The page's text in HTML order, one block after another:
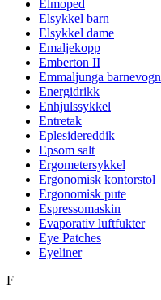
Elmoped
Elsykkel barn
Elsykkel dame
Emaljekopp
Emberton II
Emmaljunga barnevogn
Energidrikk
Enhjulssykkel
Entretak
Eplesidereddik
Epsom salt
Ergometersykkel
Ergonomisk kontorstol
Ergonomisk pute
Espressomaskin
Evaporativ luftfukter
Eye Patches
Eyeliner
F